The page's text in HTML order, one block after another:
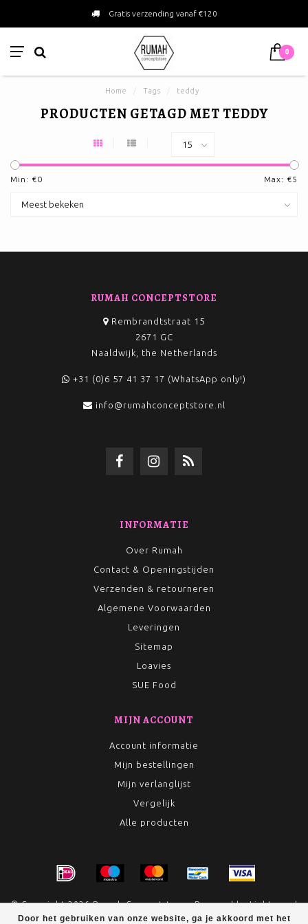
Gratis verzending vanaf €120
0
Home Tags teddy
PRODUCTEN GETAGD MET TEDDY
Min: €0 Max: €5
Door het gebruiken van onze website, ga je akkoord met het
RUMAH CONCEPTSTORE
Rembrandtstraat 15
2671 GC
Naaldwijk, the Netherlands
+31 (0)6 57 41 37 17 (WhatsApp only!)
info@rumahconceptstore.nl
INFORMATIE
Over Rumah
Contact & Openingstijden
Verzenden & retourneren
Algemene Voorwaarden
Leveringen
Sitemap
Loavies
SUE Food
MIJN ACCOUNT
Account informatie
Mijn bestellingen
Mijn verlanglijst
Vergelijk
Alle producten
© Copyright 2026 Rumah Conceptstore - Powered byLightspeed
- Theme by Dyvelopment